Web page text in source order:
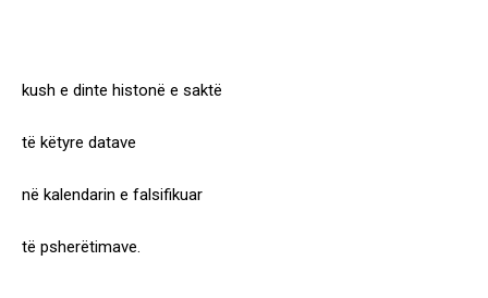
kush e dinte histonë e saktë
të këtyre datave
në kalendarin e falsifikuar
të psherëtimave.